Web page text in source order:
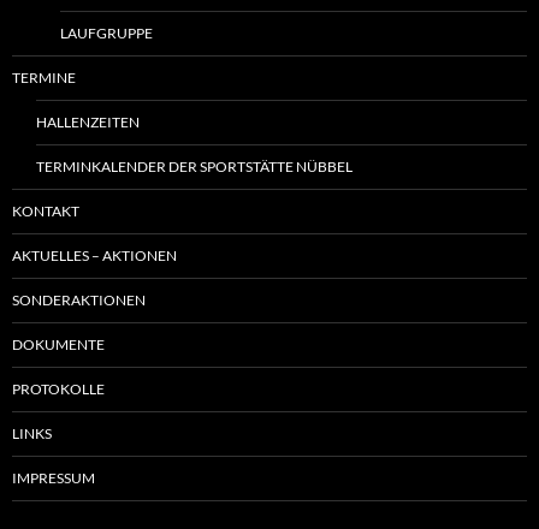
LAUFGRUPPE
TERMINE
HALLENZEITEN
TERMINKALENDER DER SPORTSTÄTTE NÜBBEL
KONTAKT
AKTUELLES – AKTIONEN
SONDERAKTIONEN
DOKUMENTE
PROTOKOLLE
LINKS
IMPRESSUM